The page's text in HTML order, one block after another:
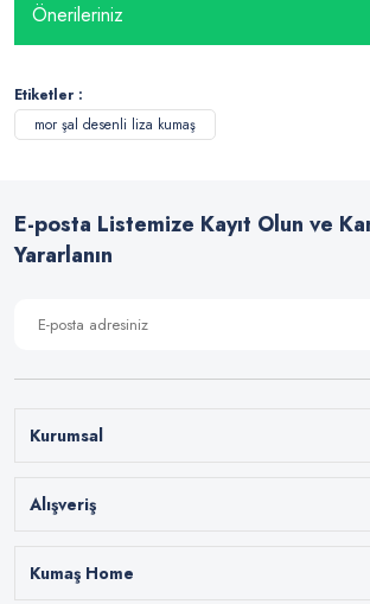
Önerileriniz
Etiketler :
mor şal desenli liza kumaş
E-posta Listemize Kayıt Olun ve
Yararlanın
Kurumsal
Alışveriş
Kumaş Home